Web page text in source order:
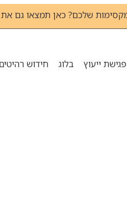
שלכם? כאן תמצאו גם
פגישת ייעוץ בלוג חידוש